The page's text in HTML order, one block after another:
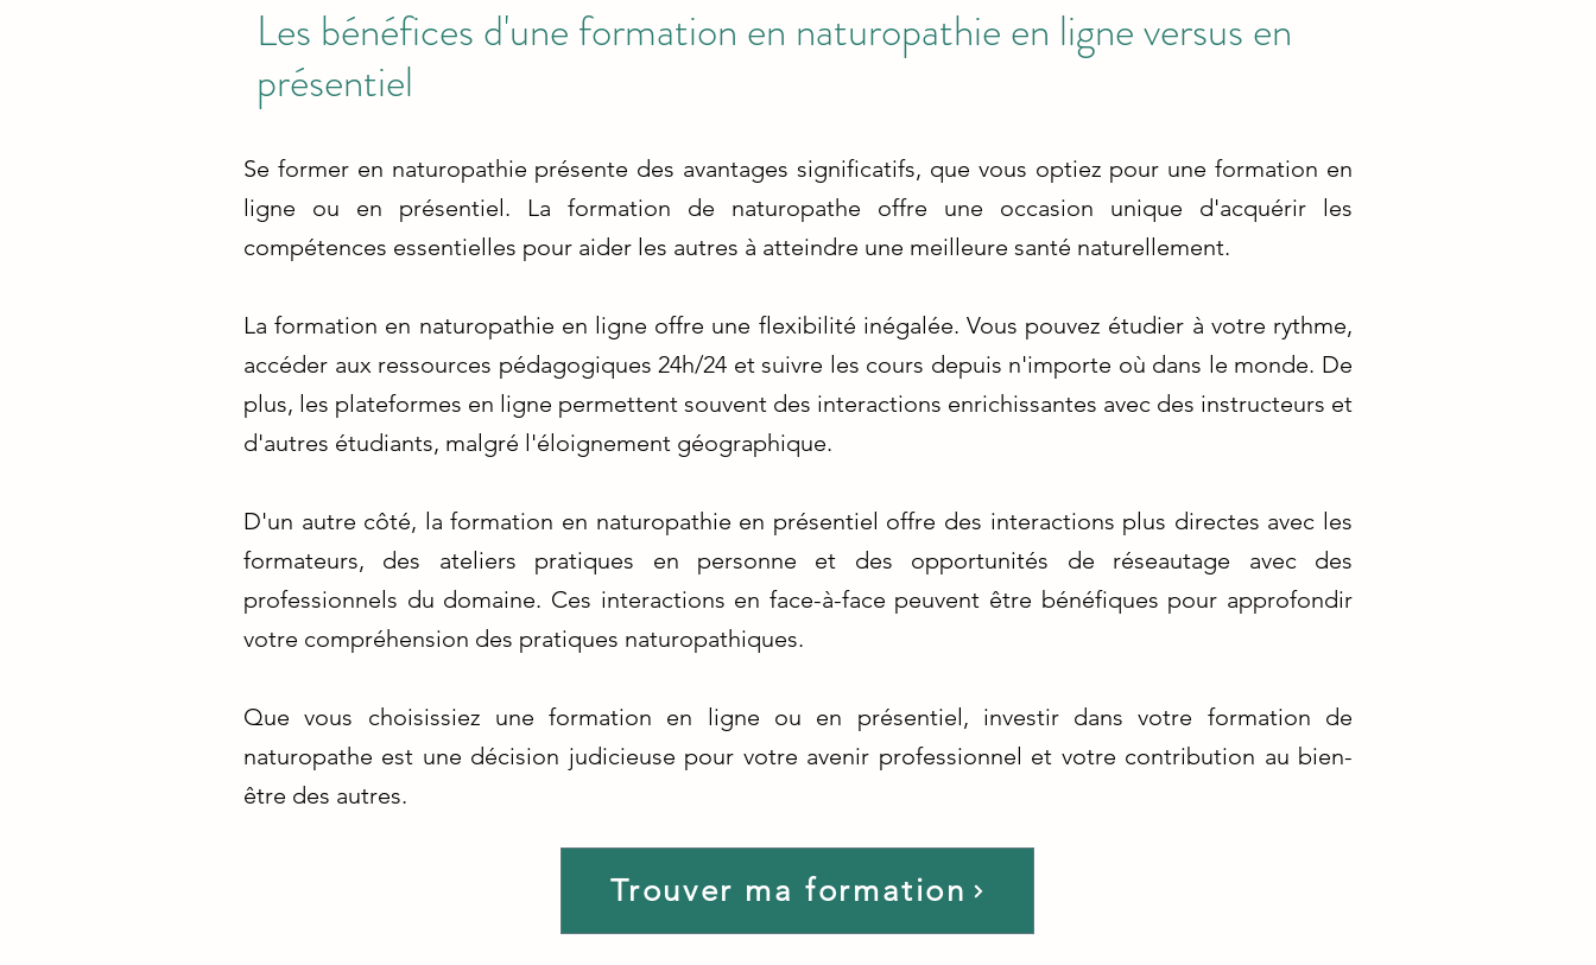
Les bénéfices d'une formation en naturopathie en ligne versus en
présentiel
Se former en naturopathie présente des avantages significatifs, que vous optiez pour une formation en
ligne ou en présentiel. La formation de naturopathe offre une occasion unique d'acquérir les
compétences essentielles pour aider les autres à atteindre une meilleure santé naturellement.
La formation en naturopathie en ligne offre une flexibilité inégalée. Vous pouvez étudier à votre rythme,
accéder aux ressources pédagogiques 24h/24 et suivre les cours depuis n'importe où dans le monde. De
plus, les plateformes en ligne permettent souvent des interactions enrichissantes avec des instructeurs et
d'autres étudiants, malgré l'éloignement géographique.
D'un autre côté, la formation en naturopathie en présentiel offre des interactions plus directes avec les
formateurs, des ateliers pratiques en personne et des opportunités de réseautage avec des
professionnels du domaine. Ces interactions en face-à-face peuvent être bénéfiques pour approfondir
votre compréhension des pratiques naturopathiques.
Que vous choisissiez une formation en ligne ou en présentiel, investir dans votre formation de
naturopathe est une décision judicieuse pour votre avenir professionnel et votre contribution au bien-
être des autres.
Trouver ma formation